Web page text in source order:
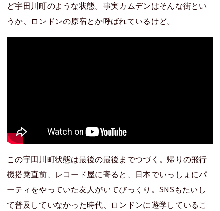
ど宇田川町のような状態。事実カムデンはそんな街とい
うか、ロンドンの原宿とか呼ばれているけど。
この宇田川町状態は最後の最後までつづく。帰りの飛行
機搭乗直前、レコード屋に寄ると、日本でいっしょにパ
ーティをやっていた友人がいてびっくり。SNSもたいし
て普及していなかった時代、ロンドンに遊学しているこ